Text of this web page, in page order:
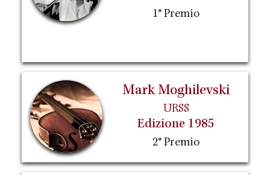
1° Premio
Mark Moghilevski
URSS
Edizione 1985
2° Premio